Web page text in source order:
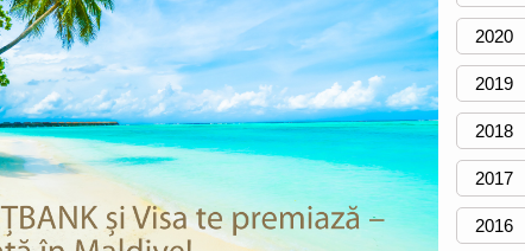
2020
2019
2018
2017
2016